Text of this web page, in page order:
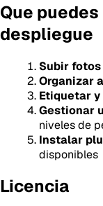
Que
despliegue
Subir fotos
Organizar
Etiquetar
Gestionar
niveles de
Instalar
disponibles
Licencia